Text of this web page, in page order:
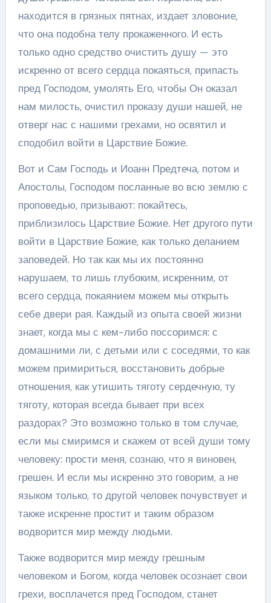
находится в грязных пятнах, издает зловоние,
что она подобна телу прокаженного. И есть
только одно средство очистить душу — это
искренно от всего сердца покаяться, припасть
пред Господом, умолять Его, чтобы Он оказал
нам милость, очистил проказу души нашей, не
отверг нас с нашими грехами, но освятил и
сподобил войти в Царствие Божие.
Вот и Сам Господь и Иоанн Предтеча, потом и
Апостолы, Господом посланные во всю землю с
проповедью, призывают: покайтесь,
приблизилось Царствие Божие. Нет другого пути
войти в Царствие Божие, как только деланием
заповедей. Но так как мы их постоянно
нарушаем, то лишь глубоким, искренним, от
всего сердца, покаянием можем мы открыть
себе двери рая. Каждый из опыта своей жизни
знает, когда мы с кем-либо поссоримся: с
домашними ли, с детьми или с соседями, то как
можем примириться, восстановить добрые
отношения, как утишить тяготу сердечную, ту
тяготу, которая всегда бывает при всех
раздорах? Это возможно только в том случае,
если мы смиримся и скажем от всей души тому
человеку: прости меня, сознаю, что я виновен,
грешен. И если мы искренно это говорим, а не
языком только, то другой человек почувствует и
также искренне простит и таким образом
водворится мир между людьми.
Также водворится мир между грешным
человеком и Богом, когда человек осознает свои
грехи, восплачется пред Господом, станет